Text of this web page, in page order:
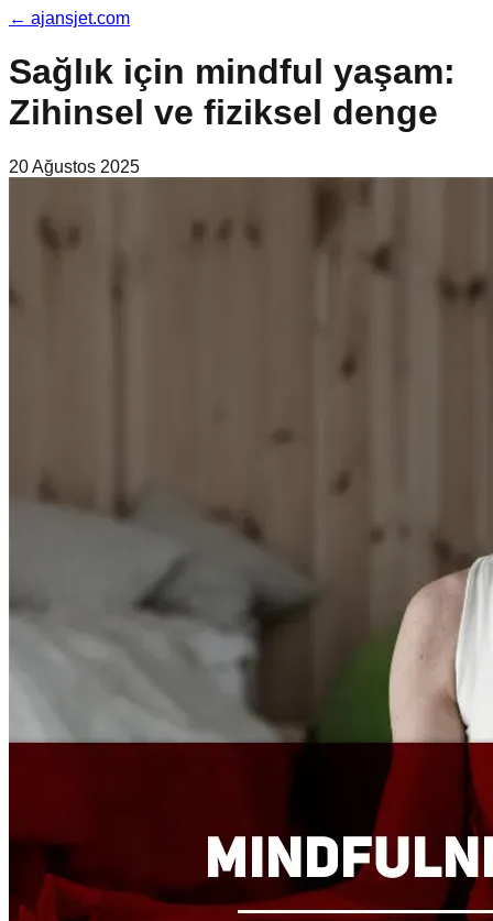
← ajansjet.com
Sağlık için mindful yaşam:
Zihinsel ve fiziksel denge
20 Ağustos 2025